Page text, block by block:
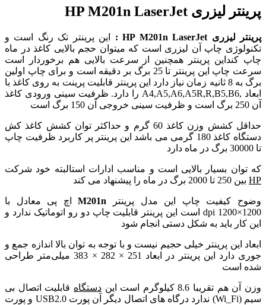
پرینتر لیزری HP M201n LaserJet
پرینتر لیزری HP M201n LaserJet :
این پرینتر تک رنگ است و
تکنولوژی چاپ آن لیزری است که میتوان حجم بالایی کاغذ در ماه
چاپ کنداین پرینتر همچنین از سرعت بالایی هم برخوردار است
سرعت چاپ این پرینتر تا 25 برگ بر دقیقه است و برای چاپ اولین
برگ به 8 ثانیه زمان نیاز دارد این پرینتر قابلیت پرینت به روی کاغذ با
ابعاد ,A4,A5,A6,A5R,R,B5,B6 را دارد. ظرفیت سینی ورودی کاغذ
آن 250 برگ است و ظرفیت سینی خروجی آن 150 برگ است
حداقل کشش وزن کاغذ 60 گرم و حداکثر توان کشش کاغذ کش
دستگاه کاغذ 180 گرمی می باشد این پرینتر پر کاربرد ظرفیت چاپ
تا 30000 برگ در ماه دارد
که توان بسیار بالایی است و مناسب ادارات استالبته خود شرکت
HP بین 250 تا 2000 برگ در ماه را پیشنهاد می کند
وضوح کیفیت چاپ این مدل پرینتر M201nاچ پی معادل با
1200×1200 dpi است این پرینتر قابلیت چاپ دو رو اتوماتیک ندارد و
این کار باید به شکل دستی انجام شود
ابعاد این پرینتر خیلی حجیم نیست و با توجه به توان بالا اندازه جمع و
جوری دارد این پرینتر در ابعاد 251
× 282 × 383 میلی‌متر طراحی
شده است
وزن آن هم تقریبا 8.6 کیلوگرم است این دستگاه قابلیت اتصال بی
سیم (Wi_Fi) ندارد درگاه های اتصال دیگر آن پورت USB2.0 و پورت